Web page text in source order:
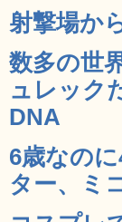
射撃場か
数多の世
ュレック
DNA
6歳なの
ター、ミ